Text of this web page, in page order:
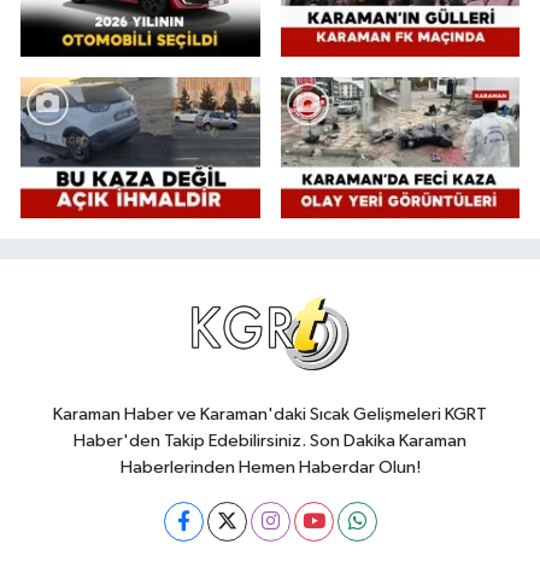
Karaman Haber ve Karaman'daki Sıcak Gelişmeleri KGRT
Haber'den Takip Edebilirsiniz. Son Dakika Karaman
Haberlerinden Hemen Haberdar Olun!